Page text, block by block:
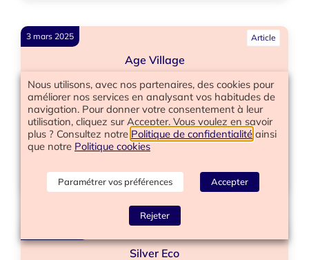
3 mars 2025 Article
Age Village
Age Village met en lumière Happy End, lauréats
du Prix Innover Sans Tabous, qui vise à mieux
vivre la mort et le deuil en levant les tabous liés au
vieillissement.
En savoir plus
Silver Eco
Nous utilisons, avec nos partenaires, des cookies pour
améliorer nos services en analysant vos habitudes de
navigation. Pour donner votre consentement à leur
utilisation, cliquez sur Accepter. Vous voulez en savoir
plus ? Consultez notre Politique de confidentialité ainsi
que notre Politique cookies
Paramétrer vos préférences Accepter
Rejeter